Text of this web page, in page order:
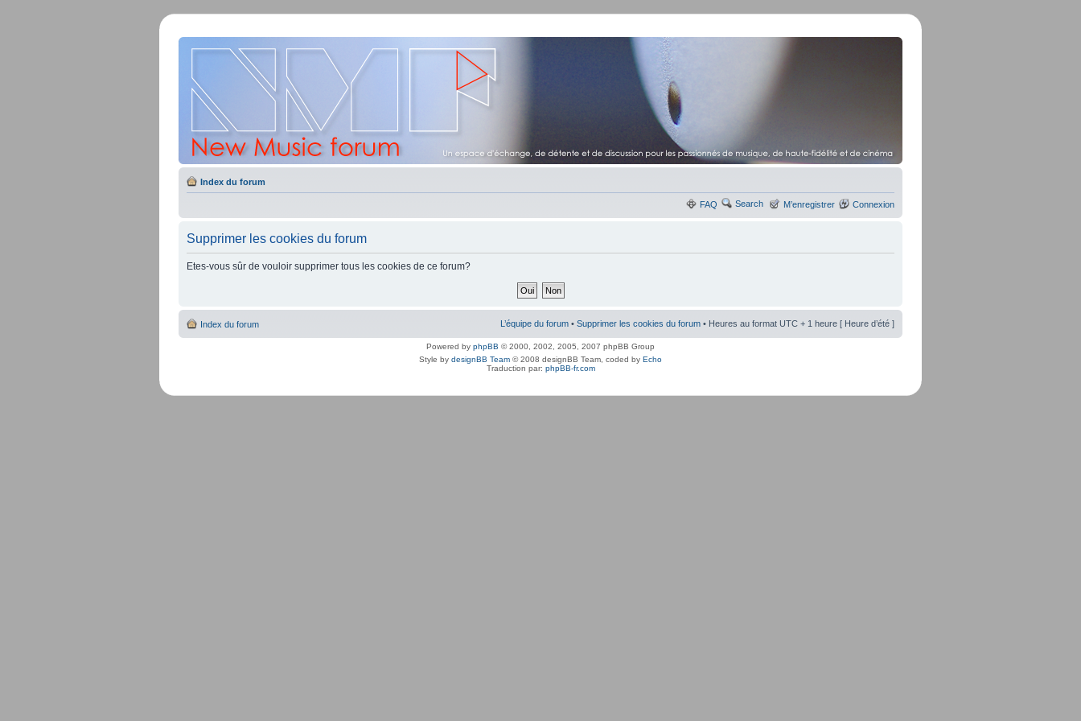
Index du forum
FAQ Search M’enregistrer Connexion
Supprimer les cookies du forum
Etes-vous sûr de vouloir supprimer tous les cookies de ce forum?
Index du forum L’équipe du forum • Supprimer les cookies du forum • Heures au format UTC + 1 heure [ Heure d’été ]
Powered by phpBB © 2000, 2002, 2005, 2007 phpBB Group
Style by designBB Team © 2008 designBB Team, coded by Echo
Traduction par: phpBB-fr.com